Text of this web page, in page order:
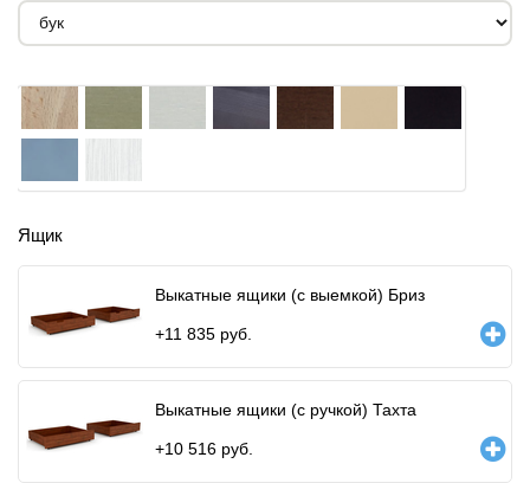
Ящик
Выкатные ящики (с выемкой) Бриз
+11 835 руб.
Выкатные ящики (с ручкой) Тахта
+10 516 руб.